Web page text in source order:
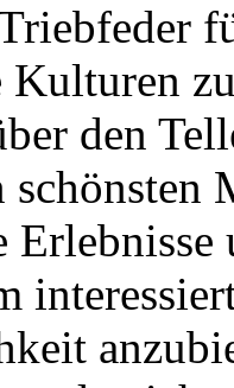
Kulturen
den